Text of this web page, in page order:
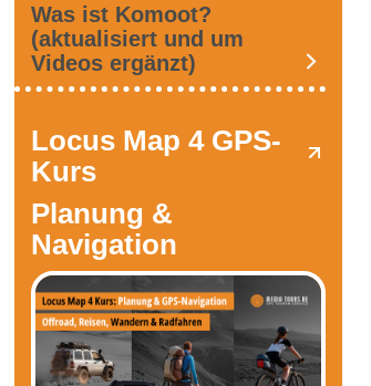
Was ist Komoot?
(aktualisiert und um
Videos ergänzt)
Locus Map 4 GPS-
Kurs
Planung &
Navigation